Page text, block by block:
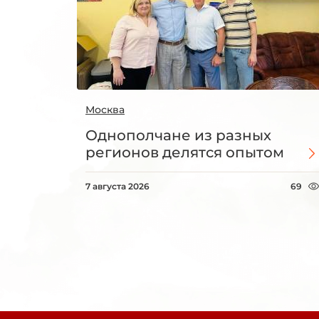
Москва
Однополчане из разных
регионов делятся опытом
7 августа 2026 69